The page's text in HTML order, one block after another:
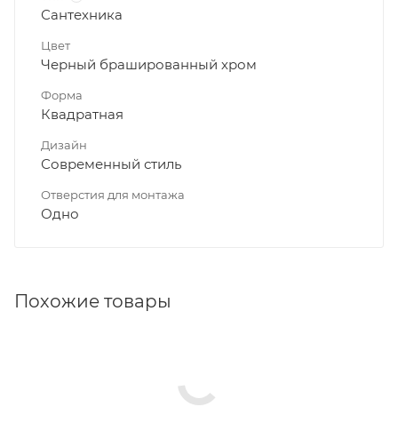
Сантехника
Цвет
Черный брашированный хром
Форма
Квадратная
Дизайн
Современный стиль
Отверстия для монтажа
Одно
Похожие товары